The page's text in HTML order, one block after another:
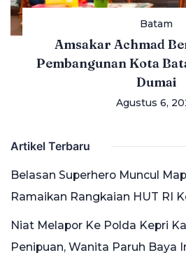
Batam
Amsakar Achmad
Pembangunan Kota
Dumai
Agustus 6,
Artikel Terbaru
Belasan Superhero Muncul
Ramaikan Rangkaian HUT RI
Niat Melapor Ke Polda Kepri
Penipuan, Wanita Paruh Baya